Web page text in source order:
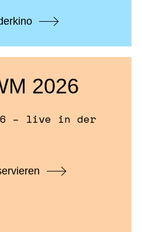
2026
– live in der